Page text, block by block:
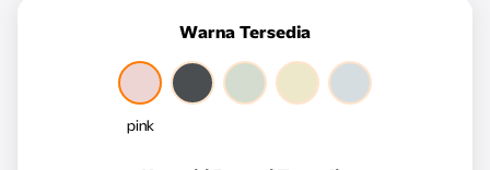
Warna Tersedia
pink